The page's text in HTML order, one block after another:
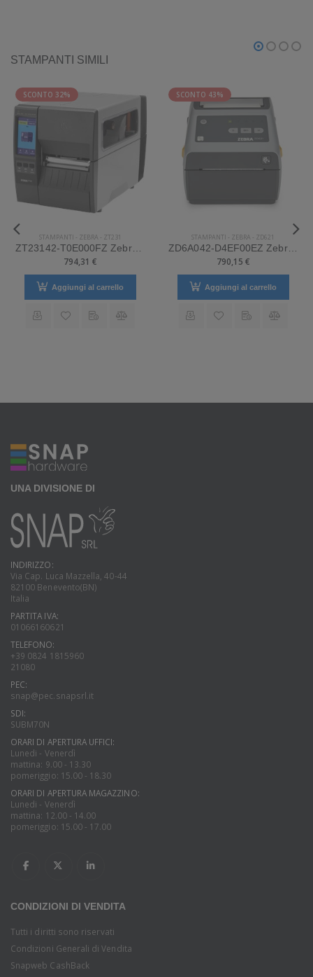
STAMPANTI SIMILI
SCONTO 32%
STAMPANTI - ZEBRA - ZT231
ZT23142-T0E000FZ Zebra Mod. ZT231. Stampante di etichette.
794,31 €
Aggiungi al carrello
SCONTO 43%
STAMPANTI - ZEBRA - ZD621
ZD6A042-D4EF00EZ Zebra Mod. ZD621. Stampante di etichette.
790,15 €
Aggiungi al carrello
UNA DIVISIONE DI
INDIRIZZO:
Via Cap. Luca Mazzella, 40-44
82100 Benevento(BN)
Italia
PARTITA IVA:
01066160621
TELEFONO:
+39 0824 1815960
21080
PEC:
snap@pec.snapsrl.it
SDI:
SUBM70N
ORARI DI APERTURA UFFICI:
Lunedi - Venerdì
mattina: 9.00 - 13.30
pomeriggio: 15.00 - 18.30
ORARI DI APERTURA MAGAZZINO:
Lunedi - Venerdì
mattina: 12.00 - 14.00
pomeriggio: 15.00 - 17.00
CONDIZIONI DI VENDITA
Tutti i diritti sono riservati
Condizioni Generali di Vendita
Snapweb CashBack